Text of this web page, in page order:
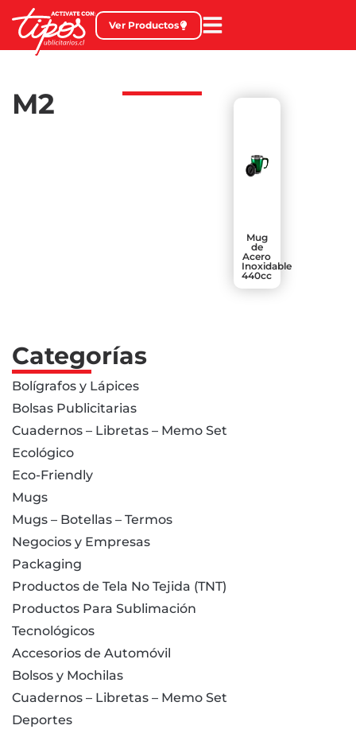
Ver Productos
M2
Mug
de
Acero
Inoxidable
440cc
Categorías
Bolígrafos y Lápices
Bolsas Publicitarias
Cuadernos – Libretas – Memo Set
Ecológico
Eco-Friendly
Mugs
Mugs – Botellas – Termos
Negocios y Empresas
Packaging
Productos de Tela No Tejida (TNT)
Productos Para Sublimación
Tecnológicos
Accesorios de Automóvil
Bolsos y Mochilas
Cuadernos – Libretas – Memo Set
Deportes